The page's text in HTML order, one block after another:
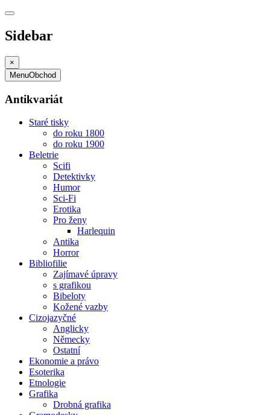
Sidebar
×
MenuObchod
Antikvariát
Staré tisky
do roku 1800
do roku 1900
Beletrie
Scifi
Detektivky
Humor
Sci-Fi
Erotika
Pro ženy
Harlequin
Antika
Horror
Bibliofilie
Zajímavé úpravy
s grafikou
Bibeloty
Kožené vazby
Cizojazyčné
Anglicky
Německy
Ostatní
Ekonomie a právo
Esoterika
Etnologie
Grafika
Drobná grafika